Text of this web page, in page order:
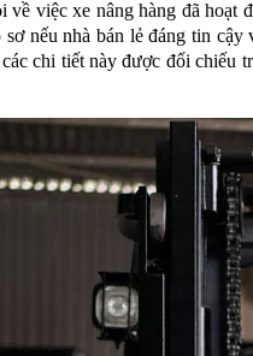
về việc xe nâng hàng đã
nếu nhà bán lẻ đáng tin
chi tiết này được đối chiếu